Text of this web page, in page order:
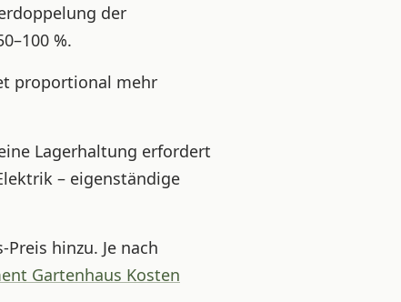
der
%.
proportional mehr
Lagerhaltung erfordert
– eigenständige
hinzu. Je nach
Gartenhaus Kosten